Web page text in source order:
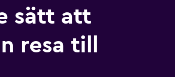
sätt att
resa till